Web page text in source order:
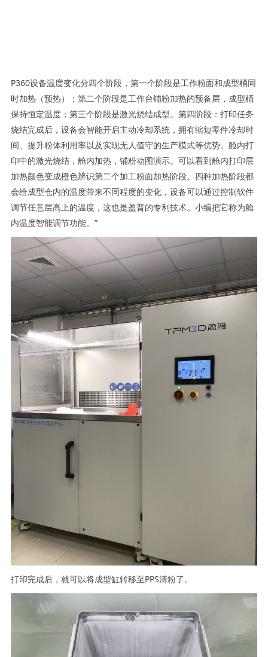
P360设备温度变化分四个阶段，第一个阶段是工作粉面和成型桶同
时加热（预热）；第二个阶段是工作台铺粉加热的预备层，成型桶
保持恒定温度；第三个阶段是激光烧结成型。第四阶段：打印任务
烧结完成后，设备会智能开启主动冷却系统，拥有缩短零件冷却时
间、提升粉体利用率以及实现无人值守的生产模式等优势。舱内打
印中的激光烧结，舱内加热，铺粉动图演示。可以看到舱内打印层
加热颜色变成橙色辨识第二个加工粉面加热阶段。四种加热阶段都
会给成型仓内的温度带来不同程度的变化，设备可以通过控制软件
调节任意层高上的温度，这也是盈普的专利技术。小编把它称为舱
内温度智能调节功能。”
打印完成后，就可以将成型缸转移至PPS清粉了。